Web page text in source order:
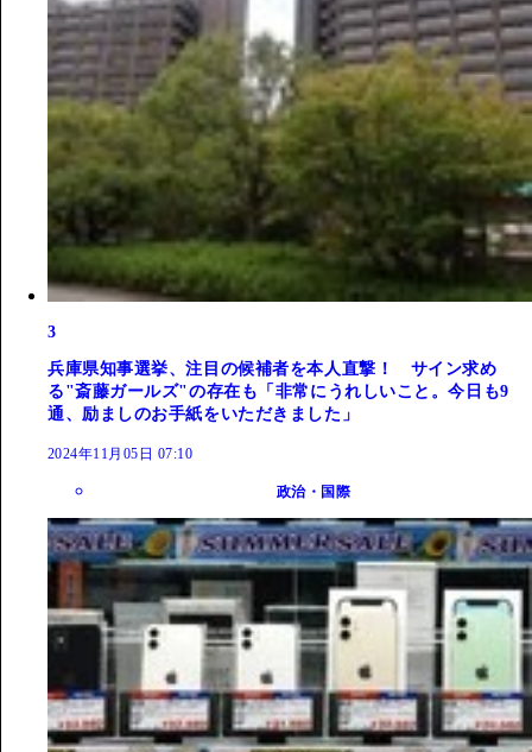
3
兵庫県知事選挙、注目の候補者を本人直撃！ サイン求め
る"斎藤ガールズ"の存在も「非常にうれしいこと。今日も9
通、励ましのお手紙をいただきました」
2024年11月05日 07:10
政治・国際